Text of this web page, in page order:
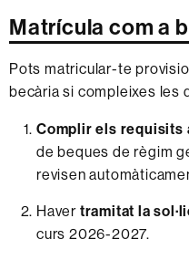
Matrícula com a
Pots matricular-te
becària si compleixes les
Complir els requisits
de beques de règim
revisen
Haver tramitat la
curs 2026-2027.